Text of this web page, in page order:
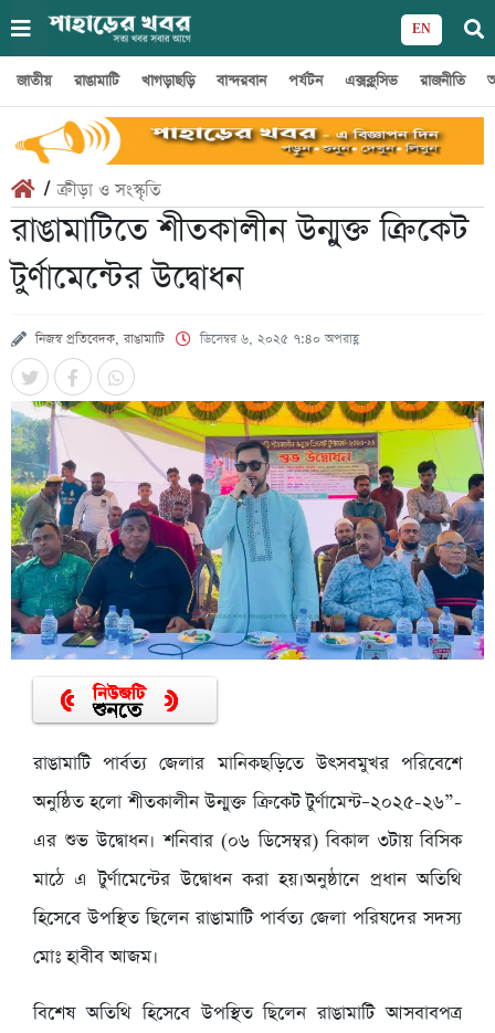
EN
জাতীয় রাঙামাটি খাগড়াছড়ি বান্দরবান পর্যটন এক্সক্লুসিভ রাজনীতি
/ক্রীড়া ও সংস্কৃতি
রাঙামাটিতে শীতকালীন উন্মুক্ত ক্রিকেট
টুর্ণামেন্টের উদ্বোধন
নিজস্ব প্রতিবেদক, রাঙামাটি ডিসেম্বর ৬, ২০২৫ ৭:৪০ অপরাহ্ণ
রাঙামাটি পার্বত্য জেলার মানিকছড়িতে উৎসবমুখর পরিবেশে
অনুষ্ঠিত হলো শীতকালীন উন্মুক্ত ক্রিকেট টুর্ণামেন্ট–২০২৫-২৬”-
এর শুভ উদ্বোধন। শনিবার (০৬ ডিসেম্বর) বিকাল ৩টায় বিসিক
মাঠে এ টুর্ণামেন্টের উদ্বোধন করা হয়।অনুষ্ঠানে প্রধান অতিথি
হিসেবে উপস্থিত ছিলেন রাঙামাটি পার্বত্য জেলা পরিষদের সদস্য
মোঃ হাবীব আজম।
বিশেষ অতিথি হিসেবে উপস্থিত ছিলেন রাঙামাটি আসবাবপত্র